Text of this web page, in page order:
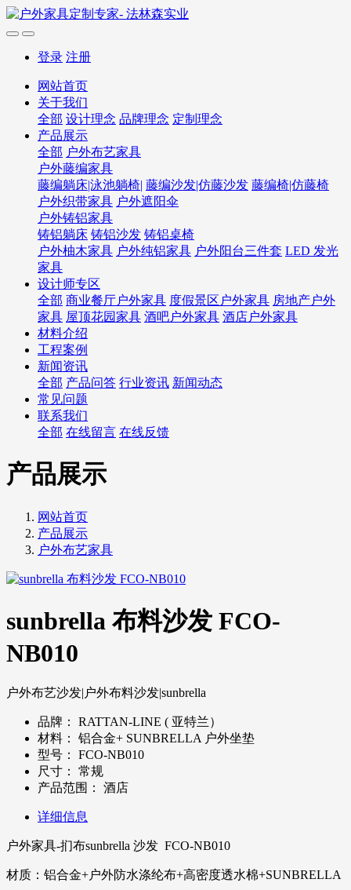
登录 注册
网站首页
关于我们
全部 设计理念 品牌理念 定制理念
产品展示
全部 户外布艺家具
户外藤编家具
藤编躺床|泳池躺椅| 藤编沙发|仿藤沙发 藤编椅|仿藤椅
户外织带家具 户外遮阳伞
户外铸铝家具
铸铝躺床 铸铝沙发 铸铝桌椅
户外柚木家具 户外纯铝家具 户外阳台三件套 LED 发光
家具
设计师专区
全部 商业餐厅户外家具 度假景区户外家具 房地产户外
家具 屋顶花园家具 酒吧户外家具 酒店户外家具
材料介绍
工程案例
新闻资讯
全部 产品问答 行业资讯 新闻动态
常见问题
联系我们
全部 在线留言 在线反馈
产品展示
网站首页
产品展示
户外布艺家具
sunbrella 布料沙发 FCO-
NB010
户外布艺沙发|户外布料沙发|sunbrella
品牌：
RATTAN-LINE ( 亚特兰）
材料：
铝合金+ SUNBRELLA 户外坐垫
型号：
FCO-NB010
尺寸：
常规
产品范围：
酒店
详细信息
户外家具-扪布sunbrella 沙发 FCO-NB010
材质：铝合金+户外防水涤纶布+高密度透水棉+SUNBRELLA